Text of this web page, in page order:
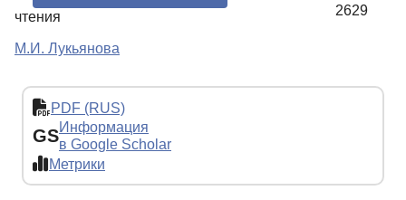
чтения
2629
М.И. Лукьянова
PDF (RUS)
GSИнформация
в Google Scholar
Метрики